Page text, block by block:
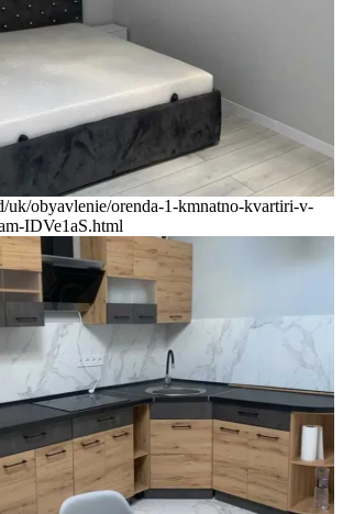
uk/obyavlenie/orenda-1-kmnatno-kvartiri-v-
IDVe1aS.html